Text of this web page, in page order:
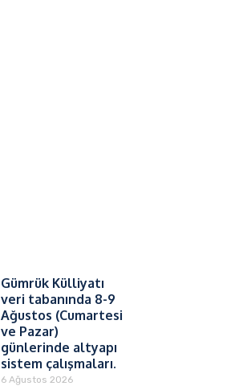
Gümrük Külliyatı
veri tabanında 8-9
Ağustos (Cumartesi
ve Pazar)
günlerinde altyapı
sistem çalışmaları.
6 Ağustos 2026